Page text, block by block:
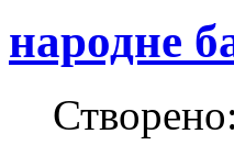
народне